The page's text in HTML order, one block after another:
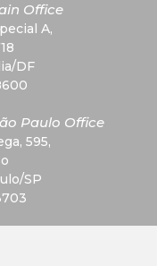
Office
A,
DF
Paulo Office
595,
SP